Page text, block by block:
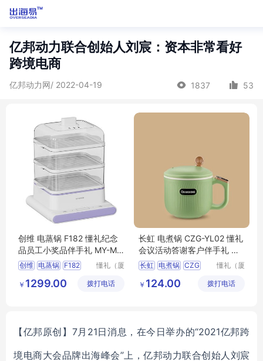
亿邦动力联合创始人刘宸：资本非常看好
跨境电商
亿邦动力网/ 2022-04-19 1837 53
创维 电蒸锅 F182 懂礼纪念
品员工小奖品伴手礼 MY-MS
MX-(T)-25
创维 电蒸锅 F182
MY
MSMX T
懂礼（厦
链有限公
￥ 1299.00 拨打电话
长虹 电煮锅 CZG-YL02 懂礼
会议活动答谢客户伴手礼 MY
-HNHS-L5-16
长虹 电煮锅 CZG
会议活动答谢客户伴手礼
懂礼（厦
链有限公
￥ 124.00 拨打电话
【亿邦原创】7月21日消息，在今日举办的“2021亿邦跨
境电商大会品牌出海峰会”上，亿邦动力联合创始人刘宸